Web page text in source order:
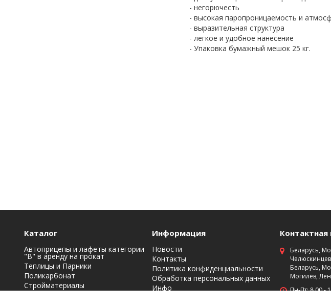
- негорючесть
- высокая паропроницаемость и
- выразительная структура
- легкое и удобное нанесение
- Упаковка бумажный мешок 25 кг.
Каталог
Автоприцепы и лафеты категории
"B" в аренду на прокат
Теплицы и Парники
Поликарбонат
Стройматериалы
Информация
Новости
Контакты
Политика конфиденциальности
Обработка персональных данных
Инфо
Беларусь,
Беларусь,
Могилёв,
Пн-Пт: 8 00 -